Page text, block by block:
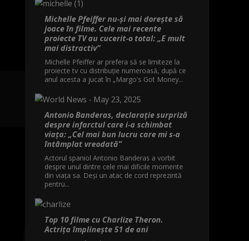
Michelle Pfeiffer nu-și mai dorește să
joace în filme. Cele mai recente
proiecte TV au cucerit-o total: „E mult
mai distractiv”
Michelle Pfeiffer ar prefera să se limiteze la
proiecte tv cu distribuție numeroasă, după ce
anul acesta a jucat în „Margo's Got Money...
Antonio Banderas, declarație surpriză
despre infarctul care i-a schimbat
viața: „Cel mai bun lucru care mi s-a
întâmplat vreodată”
Actorul spaniol Antonio Banderas a vorbit
despre unul dintre cele mai dificile momente
din viața sa. Deși un atac de cord reprezintă
pentru...
Top 10 filme cu Charlize Theron.
Actrița împlinește 51 de ani